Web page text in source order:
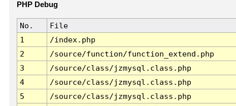
PHP Debug
No. File
1
/index.php
2
/source/function/function_extend.php
3
/source/class/jzmysql.class.php
4
/source/class/jzmysql.class.php
5
/source/class/jzmysql.class.php